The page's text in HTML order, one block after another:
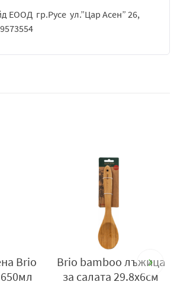
ЕООД гр.Русе ул.”Цар Асен” 26,
Brio bamboo лъжица
за салата 29.8х6см